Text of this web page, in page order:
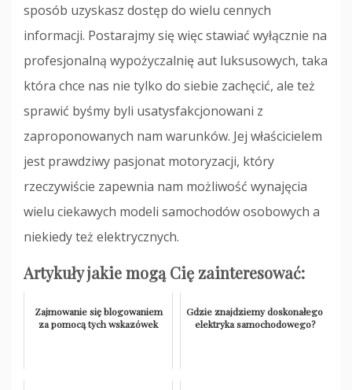
sposób uzyskasz dostęp do wielu cennych
informacji. Postarajmy się więc stawiać wyłącznie na
profesjonalną wypożyczalnię aut luksusowych, taka
która chce nas nie tylko do siebie zachęcić, ale też
sprawić byśmy byli usatysfakcjonowani z
zaproponowanych nam warunków. Jej właścicielem
jest prawdziwy pasjonat motoryzacji, który
rzeczywiście zapewnia nam możliwość wynajęcia
wielu ciekawych modeli samochodów osobowych a
niekiedy też elektrycznych.
Artykuły jakie mogą Cię zainteresować:
Zajmowanie się blogowaniem
za pomocą tych wskazówek
Gdzie znajdziemy doskonałego
elektryka samochodowego?